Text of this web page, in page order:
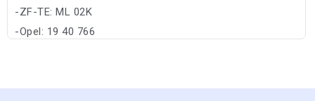
-ZF-TE: ML 02K
-Opel: 19 40 766